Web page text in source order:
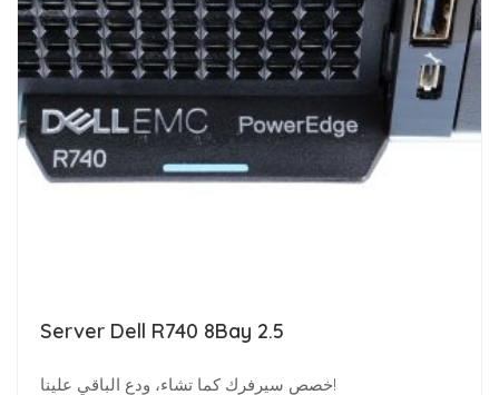
Server Dell R740 8Bay 2.5
خصص سيرفرك كما تشاء، ودع الباقي علينا!